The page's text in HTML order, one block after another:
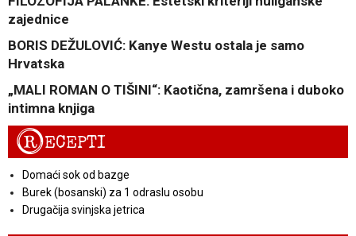
zajednice
BORIS DEŽULOVIĆ: Kanye Westu ostala je samo
Hrvatska
„MALI ROMAN O TIŠINI“: Kaotična, zamršena i duboko
intimna knjiga
RECEPTI
Domaći sok od bazge
Burek (bosanski) za 1 odraslu osobu
Drugačija svinjska jetrica